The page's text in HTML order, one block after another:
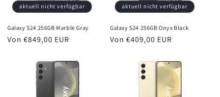
aktuell nicht verfügbar
Galaxy S24 256GB Marble Gray
Normaler
Von €849,00 EUR
aktuell nicht verfügbar
Galaxy S24 256GB Onyx Black
Normaler
Von €409,00 EUR